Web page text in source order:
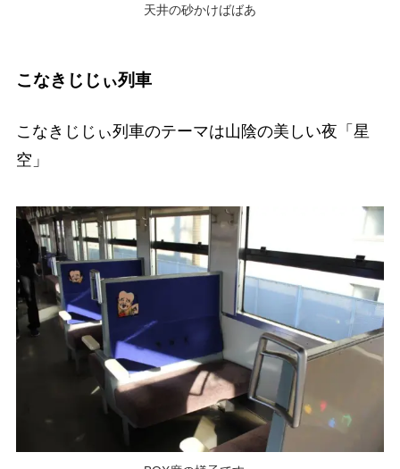
天井の砂かけばばあ
こなきじじぃ列車
こなきじじぃ列車のテーマは山陰の美しい夜「星
空」